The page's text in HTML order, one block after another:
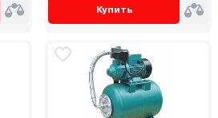
Купить